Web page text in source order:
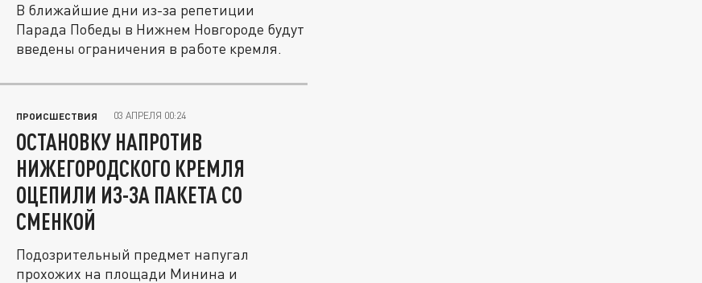
В ближайшие дни из-за репетиции
Парада Победы в Нижнем Новгороде будут
введены ограничения в работе кремля.
ПРОИСШЕСТВИЯ 03 АПРЕЛЯ 00:24
ОСТАНОВКУ НАПРОТИВ
НИЖЕГОРОДСКОГО КРЕМЛЯ
ОЦЕПИЛИ ИЗ-ЗА ПАКЕТА СО
СМЕНКОЙ
Подозрительный предмет напугал
прохожих на площади Минина и